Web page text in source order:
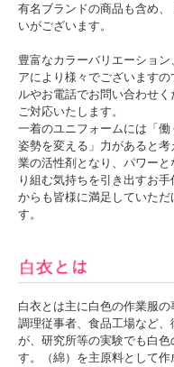
有名ブランドの商品も含め
いがございます。
豊富なカラーバリエーショ
アにより様々でございます
ルやお電話でお問い合わせ
ご対応いたします。
一着のユニフォームには「
姿勢を変える」力があると
業の活性剤となり、パワー
り組む気持ちを引き出すお
からも皆様に満足していた
す。
白衣とは主に白色の作業服
調理従事者、食品工場など
が、研究所等の実験でも白
す。（綿）を主原料として